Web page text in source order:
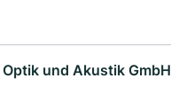
und Akustik GmbH